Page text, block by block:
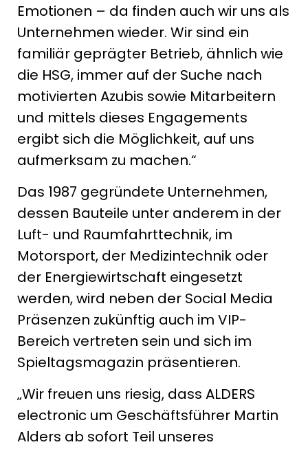
Emotionen – da finden auch wir uns als
Unternehmen wieder. Wir sind ein
familiär geprägter Betrieb, ähnlich wie
die HSG, immer auf der Suche nach
motivierten Azubis sowie Mitarbeitern
und mittels dieses Engagements
ergibt sich die Möglichkeit, auf uns
aufmerksam zu machen.“
Das 1987 gegründete Unternehmen,
dessen Bauteile unter anderem in der
Luft- und Raumfahrttechnik, im
Motorsport, der Medizintechnik oder
der Energiewirtschaft eingesetzt
werden, wird neben der Social Media
Präsenzen zukünftig auch im VIP-
Bereich vertreten sein und sich im
Spieltagsmagazin präsentieren.
„Wir freuen uns riesig, dass ALDERS
electronic um Geschäftsführer Martin
Alders ab sofort Teil unseres